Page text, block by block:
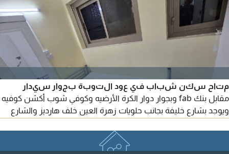
متاح سكن شباب في عود التوبة بجوار سيدار
مقابل بنك fab وبجوار دوار الكرة الأرضيه وكوفي شوب أكشن كوفيه
ويوجد بشارع خليفة بجانب حلويات زهرة العين خلف هارديز والشارع
الفلاح بلازا ومركز الامارات جميع المناطق قريبة من محطة الباصات
والخدمات العامة ومتاح سراير مشاركة بغرفة كبيرة غرف ثنائية وثلاثية